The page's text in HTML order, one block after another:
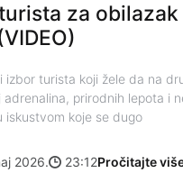
za obilazak
turista koji žele da na
prirodnih lepota i
iskustvom koje se dugo
2026. 23:12Pročitajte